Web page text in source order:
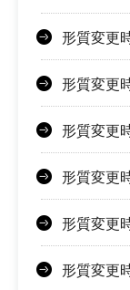
形質変更
形質変更
形質変更
形質変更
形質変更
形質変更